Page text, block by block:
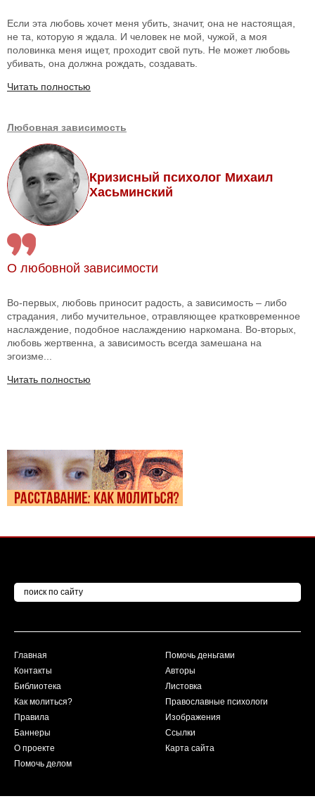
Если эта любовь хочет меня убить, значит, она не настоящая,
не та, которую я ждала. И человек не мой, чужой, а моя
половинка меня ищет, проходит свой путь. Не может любовь
убивать, она должна рождать, создавать.
Читать полностью
Любовная зависимость
Кризисный психолог Михаил
Хасьминский
О любовной зависимости
Во-первых, любовь приносит радость, а зависимость – либо
страдания, либо мучительное, отравляющее кратковременное
наслаждение, подобное наслаждению наркомана. Во-вторых,
любовь жертвенна, а зависимость всегда замешана на
эгоизме...
Читать полностью
Главная
Контакты
Библиотека
Как молиться?
Правила
Баннеры
О проекте
Помочь делом
Помочь деньгами
Авторы
Листовка
Православные психологи
Изображения
Ссылки
Карта сайта